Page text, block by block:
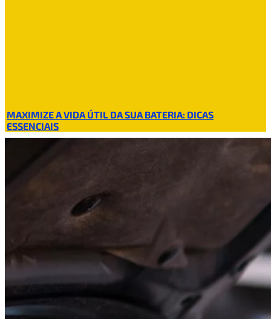
MAXIMIZE A VIDA ÚTIL DA SUA BATERIA: DICAS
ESSENCIAIS